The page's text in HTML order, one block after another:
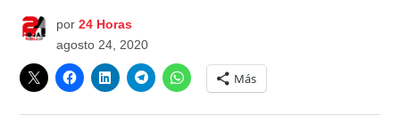
por 24 Horas
agosto 24, 2020
Más